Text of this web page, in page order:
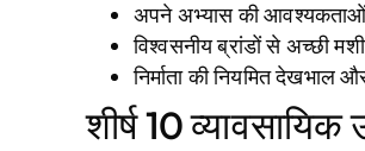
अपने अभ्यास की
विश्वसनीय ब्रांडों से अच्छी
निर्माता की नियमित
शीर्ष 10